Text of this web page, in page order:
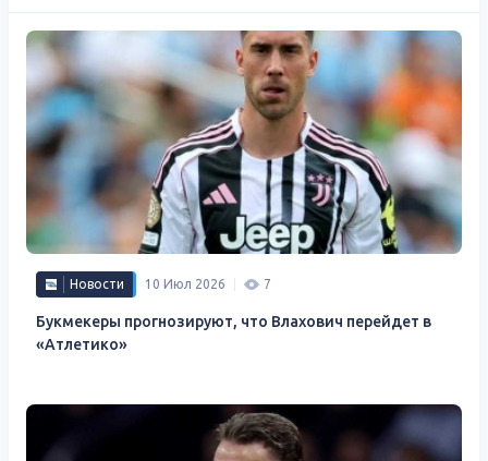
Новости 10 Июл 2026 7
Букмекеры прогнозируют, что Влахович перейдет в
«Атлетико»